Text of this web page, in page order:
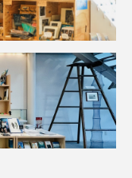
シキアナゴ
イシウツボ
ニホンザリガニ